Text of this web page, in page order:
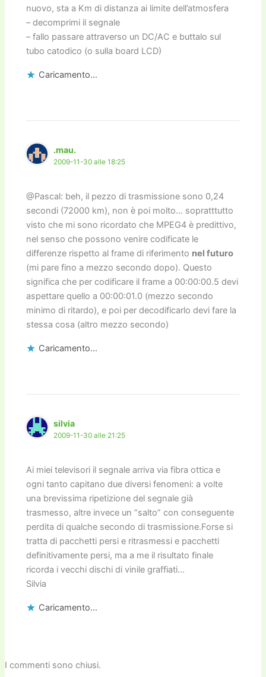
nuovo, sta a Km di distanza ai limite dell’atmosfera
– decomprimi il segnale
– fallo passare attraverso un DC/AC e buttalo sul
tubo catodico (o sulla board LCD)
Caricamento...
.mau.
2009-11-30 alle 18:25
@Pascal: beh, il pezzo di trasmissione sono 0,24
secondi (72000 km), non è poi molto… sopratttutto
visto che mi sono ricordato che MPEG4 è predittivo,
nel senso che possono venire codificate le
differenze rispetto al frame di riferimento nel futuro
(mi pare fino a mezzo secondo dopo). Questo
significa che per codificare il frame a 00:00:00.5 devi
aspettare quello a 00:00:01.0 (mezzo secondo
minimo di ritardo), e poi per decodificarlo devi fare la
stessa cosa (altro mezzo secondo)
Caricamento...
silvia
2009-11-30 alle 21:25
Ai miei televisori il segnale arriva via fibra ottica e
ogni tanto capitano due diversi fenomeni: a volte
una brevissima ripetizione del segnale già
trasmesso, altre invece un “salto” con conseguente
perdita di qualche secondo di trasmissione.Forse si
tratta di pacchetti persi e ritrasmessi e pacchetti
definitivamente persi, ma a me il risultato finale
ricorda i vecchi dischi di vinile graffiati…
Silvia
Caricamento...
I commenti sono chiusi.